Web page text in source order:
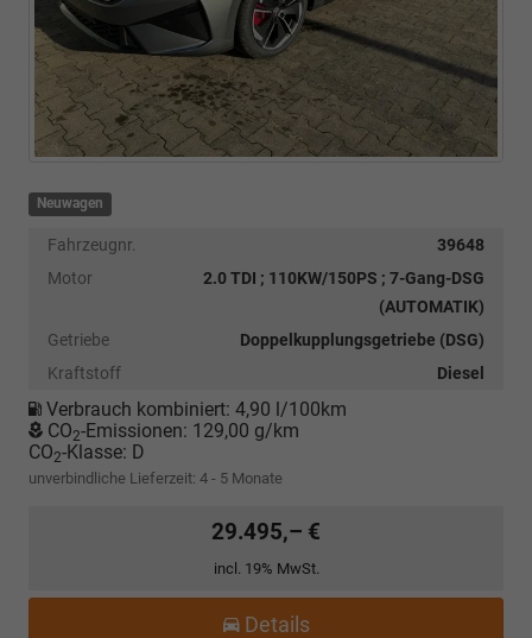
Neuwagen
Fahrzeugnr.
39648
Motor
2.0 TDI ; 110KW/150PS ; 7-Gang-DSG
(AUTOMATIK)
Getriebe
Doppelkupplungsgetriebe (DSG)
Kraftstoff
Diesel
Verbrauch kombiniert: 4,90 l/100km
CO2-Emissionen: 129,00 g/km
CO2-Klasse: D
unverbindliche Lieferzeit: 4 - 5 Monate
29.495,– €
incl. 19% MwSt.
Details